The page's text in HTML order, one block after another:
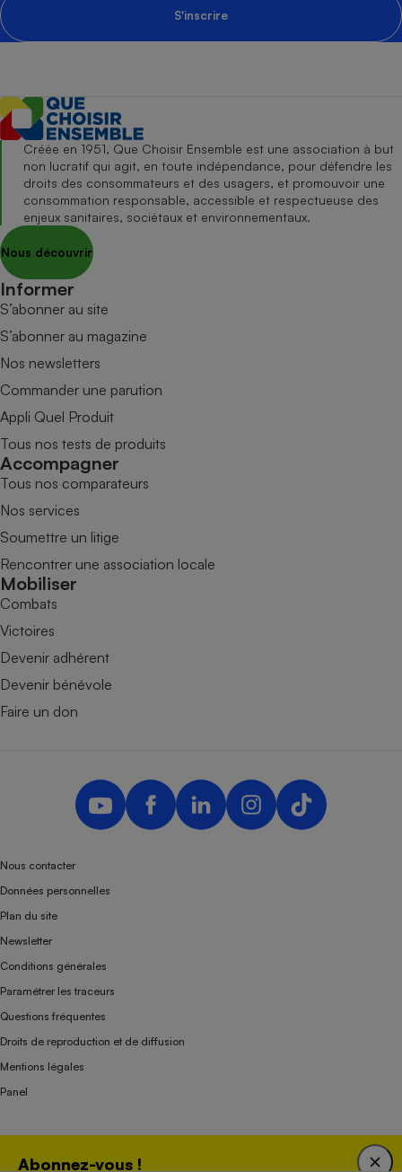
S'inscrire
Abonnez-vous !
Créée en 1951, Que Choisir Ensemble est une association à but
non lucratif qui agit, en toute indépendance, pour défendre les
droits des consommateurs et des usagers, et promouvoir une
consommation responsable, accessible et respectueuse des
enjeux sanitaires, sociétaux et environnementaux.
Nous découvrir
Informer
S’abonner au site
S’abonner au magazine
Nos newsletters
Commander une parution
Appli Quel Produit
Tous nos tests de produits
Accompagner
Tous nos comparateurs
Nos services
Soumettre un litige
Rencontrer une association locale
Mobiliser
Combats
Victoires
Devenir adhérent
Devenir bénévole
Faire un don
Nous contacter
Données personnelles
Plan du site
Newsletter
Conditions générales
Paramétrer les traceurs
Questions fréquentes
Droits de reproduction et de diffusion
Mentions légales
Panel
Association indépendante de l’État, des syndicats, des producteurs et des
distributeurs depuis 1951.